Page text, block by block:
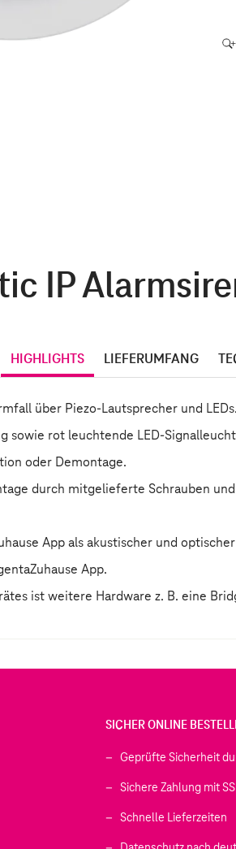
IP
HIGHLIGHTS LIEFERUMFANG
über Piezo-Lautsprecher und LEDs.
sowie rot leuchtende LED-
oder Demontage.
durch mitgelieferte Schrauben
App als akustischer und
App.
ist weitere Hardware z. B. eine
SICHER ONLINE
Geprüfte Sicherheit
Sichere Zahlung mit
Schnelle Lieferzeiten